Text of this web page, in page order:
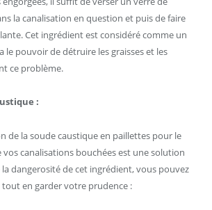
la canalisation en question et puis de faire
Cet ingrédient est considéré comme un
le pouvoir de détruire les graisses et les
ce problème.
:
de la soude caustique en paillettes pour le
canalisations bouchées est une solution
dangerosité de cet ingrédient, vous pouvez
tout en garder votre prudence :